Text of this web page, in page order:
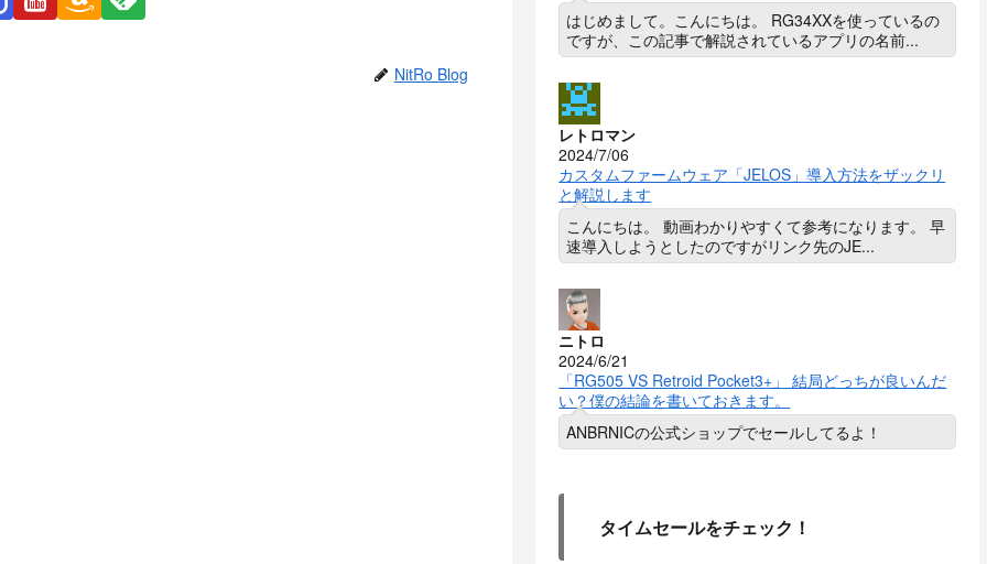
NitRo Blog
はじめまして。こんにちは。 RG34XXを使っているの
ですが、この記事で解説されているアプリの名前...
レトロマン
2024/7/06
カスタムファームウェア「JELOS」導入方法をザックリ
と解説します
こんにちは。 動画わかりやすくて参考になります。 早
速導入しようとしたのですがリンク先のJE...
ニトロ
2024/6/21
「RG505 VS Retroid Pocket3+」 結局どっちが良いんだ
い？僕の結論を書いておきます。
ANBRNICの公式ショップでセールしてるよ！
タイムセールをチェック！